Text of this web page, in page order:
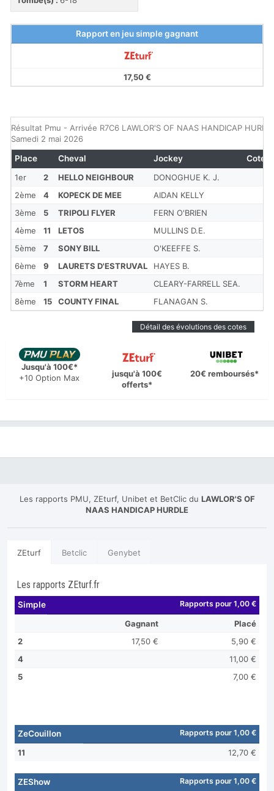
Rapport en jeu simple gagnant
17,50 €
Résultat Pmu - Arrivée R7C6 LAWLOR'S OF NAAS HANDICAP
Samedi 2 mai 2026
1er 2 HELLO NEIGHBOUR
DONOGHUE K. J.
2ème
4 KOPECK DE MEE AIDAN KELLY
3ème
5 TRIPOLI FLYER FERN O'BRIEN
4ème
11 LETOS MULLINS D.E.
5ème
7 SONY BILL O'KEEFFE S.
6ème
9 LAURETS D'ESTRUVAL HAYES B.
7ème
1 STORM HEART CLEARY-FARRELL SEA.
8ème
15 COUNTY FINAL FLANAGAN S.
Place Cheval Jockey Cote
Détail des évolutions des cotes
Jusqu'à 100€*
+10 Option Max
jusqu'à 100€
offerts*
20€ remboursés*
Les rapports PMU, ZEturf, Unibet et BetClic du LAWLOR'S OF
NAAS HANDICAP HURDLE
ZEturf Betclic Genybet
Les rapports ZEturf.fr
Simple Rapports pour 1,00 €
Gagnant
Placé
2
17,50 €
5,90 €
4
11,00 €
5
7,00 €
ZeCouillon Rapports pour 1,00 €
11 12,70 €
ZEShow Rapports pour 1,00 €